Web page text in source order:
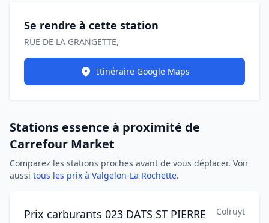
Se rendre à cette station
RUE DE LA GRANGETTE,
Itinéraire Google Maps
Stations essence à proximité de
Carrefour Market
Comparez les stations proches avant de vous déplacer. Voir
aussi tous les prix à Valgelon-La Rochette.
Prix carburants 023 DATS ST PIERRE
Colruyt